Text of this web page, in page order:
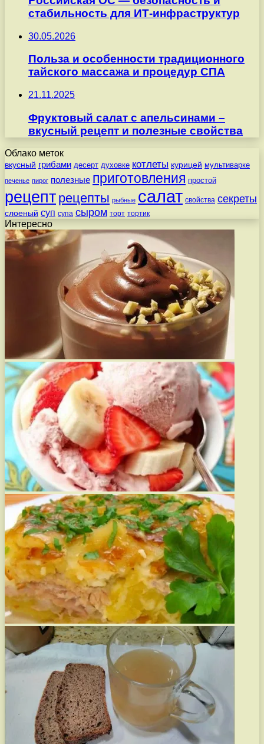
стабильность для ИТ-инфраструктур
30.05.2026
Польза и особенности традиционного
тайского массажа и процедур СПА
21.11.2025
Фруктовый салат с апельсинами –
вкусный рецепт и полезные свойства
Облако меток
вкусный грибами десерт духовке котлеты курицей мультиварке
печенье пирог полезные приготовления простой
рецепт рецепты рыбные салат свойства секреты
слоеный суп супа сыром торт тортик
Интересно